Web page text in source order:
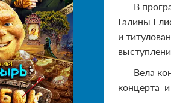
В
Галины
и
Вела
концерта и